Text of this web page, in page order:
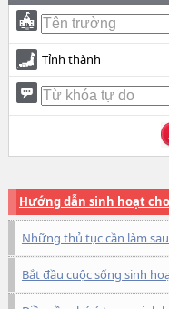
Tỉnh thành
Hướng dẫn sinh hoạt
Những thủ tục cần làm
Bắt đầu cuộc sống sinh